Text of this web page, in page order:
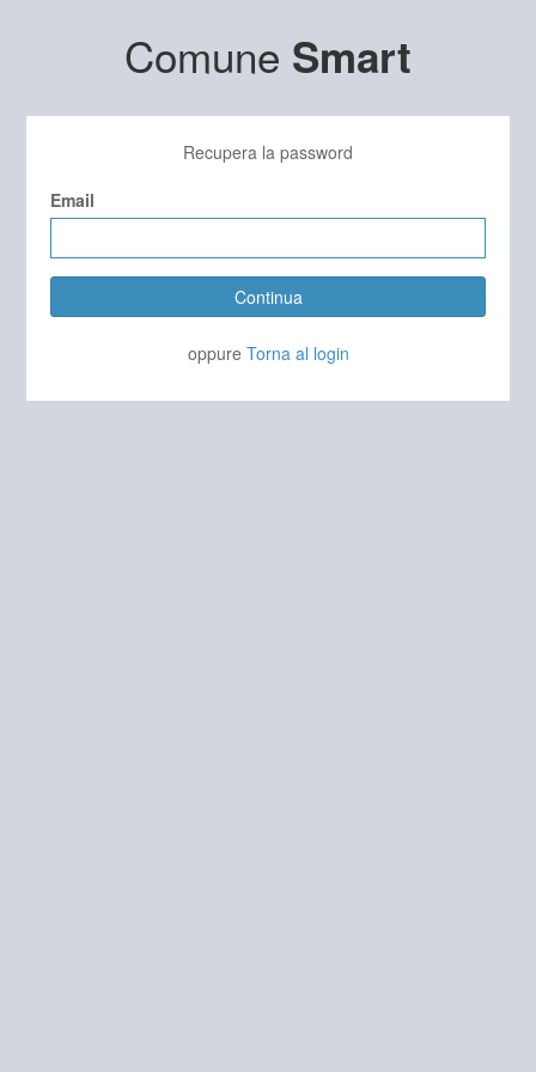
Comune Smart
Recupera la password
Email
Continua
oppure Torna al login